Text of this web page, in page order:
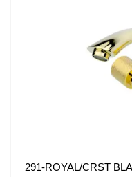
291-ROYAL/CRST